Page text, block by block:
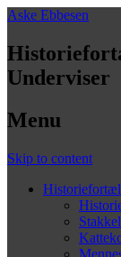
Aske Ebbesen
Underviser
Menu
Skip to content